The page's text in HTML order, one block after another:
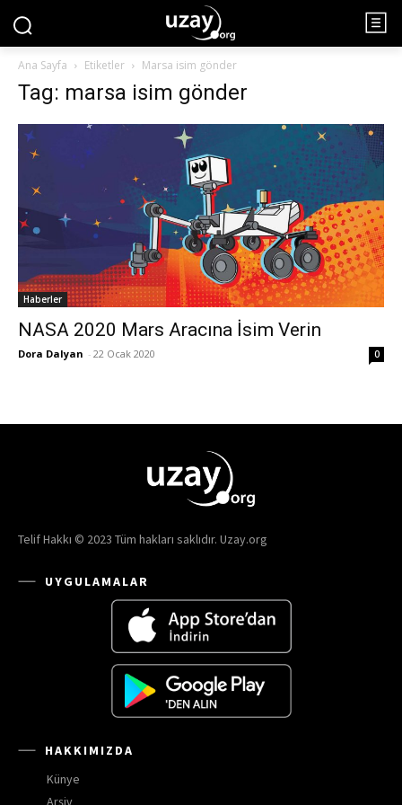
Ana Sayfa Etiketler Marsa isim gönder
Tag: marsa isim gönder
Haberler
NASA 2020 Mars Aracına İsim Verin
Dora Dalyan - 22 Ocak 2020 0
Telif Hakkı © 2023 Tüm hakları saklıdır. Uzay.org
UYGULAMALAR
HAKKIMIZDA
Künye
Arşiv